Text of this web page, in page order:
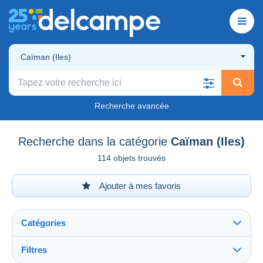
Caïman (Iles)
Recherche avancée
Recherche dans la catégorie Caïman (Iles)
114 objets trouvés
Ajouter à mes favoris
Catégories
Filtres